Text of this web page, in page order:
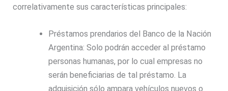
correlativamente sus características principales:
Préstamos prendarios del Banco de la Nación
Argentina: Solo podrán acceder al préstamo
personas humanas, por lo cual empresas no
serán beneficiarias de tal préstamo. La
adquisición sólo ampara vehículos nuevos o